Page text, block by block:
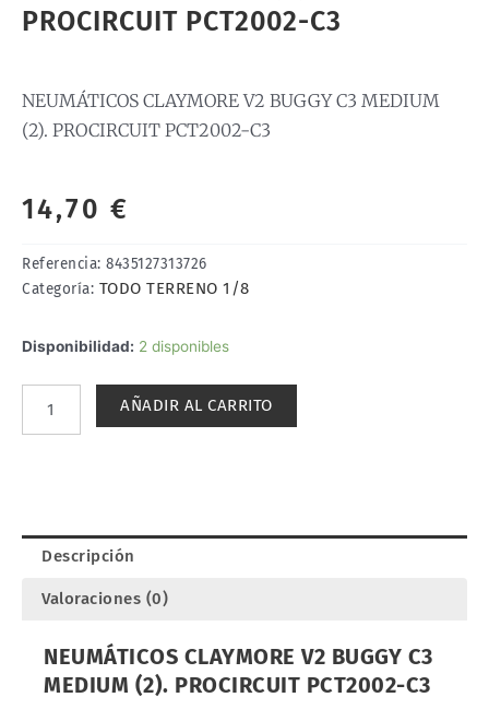
PROCIRCUIT PCT2002-C3
NEUMÁTICOS CLAYMORE V2 BUGGY C3 MEDIUM
(2). PROCIRCUIT PCT2002-C3
14,70 €
Referencia: 8435127313726
Categoría: TODO TERRENO 1/8
Disponibilidad: 2 disponibles
NEUMÁTICOS
BUGGY
PCT2002-
AÑADIR AL CARRITO
Descripción
Valoraciones (0)
NEUMÁTICOS CLAYMORE V2 BUGGY C3
MEDIUM (2). PROCIRCUIT PCT2002-C3